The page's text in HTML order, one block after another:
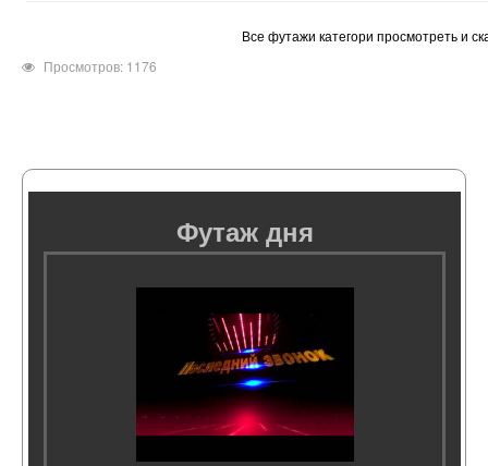
Все футажи категори просмотреть и
Просмотров: 1176
Футаж дня